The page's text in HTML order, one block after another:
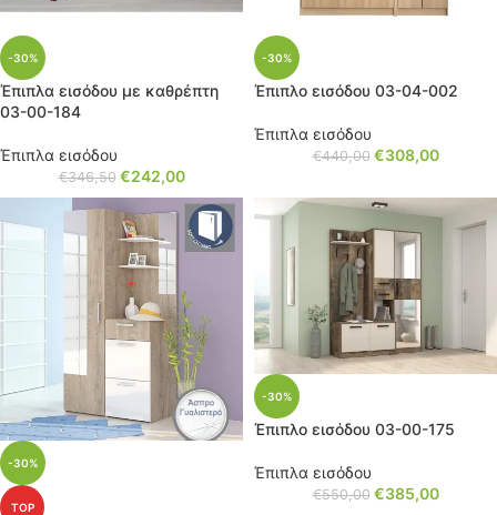
-30%
Έπιπλα εισόδου με καθρέπτη
03-00-184
Έπιπλα εισόδου
€346,50 €242,00
-30%
Έπιπλο εισόδου 03-04-002
Έπιπλα εισόδου
€440,00 €308,00
-30%
TOP
-30%
Έπιπλο εισόδου 03-00-175
Έπιπλα εισόδου
€550,00 €385,00